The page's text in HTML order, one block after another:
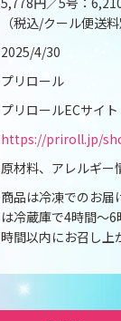
（税込/クール便送料
2025/4/30
プリロール
プリロールECサイト
https://priroll.jp/
原材料、アレルギー
商品は冷凍でのお届
は冷蔵庫で4時間～
時間以内にお召し上